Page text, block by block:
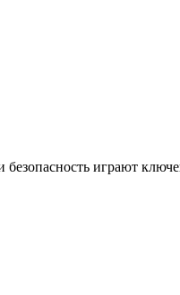
безопасность играют